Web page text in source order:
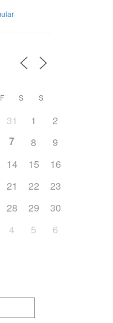
F S S
31 1
2
7 8
9
14 15
16
21 22
23
28 29
30
4 5 6